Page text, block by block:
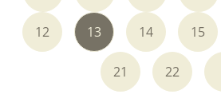
12 13 14 15
21 22